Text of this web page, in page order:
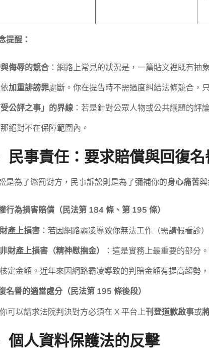
提醒：
侮辱的競合：網路上常見的狀況是，一篇貼文裡既有抽
加重誹謗罪處斷。你在提告時不需過度糾結法條競合，
受公評之事」的界線：若是針對公眾人物或公共議題的評
那絕對不在保障範圍內。
民事責任：要求賠償與回復
是為了懲罰對方，民事訴訟則是為了彌補你的身心痛苦與
行為損害賠償（民法第 184 條、第 195 條）
財產上損害 ：若因網路霸凌導致你無法工作（需請假看診
非財產上損害（精神慰撫金）
：這是實務上最重要的部分
核定金額。近年來因網路霸凌導致的判賠金額有提高趨勢
名譽的適當處分（民法第 195 條後段）
你可以請求法院判決對方必須在 X 平台上刊登道歉啟事或
個人資料保護法的反擊